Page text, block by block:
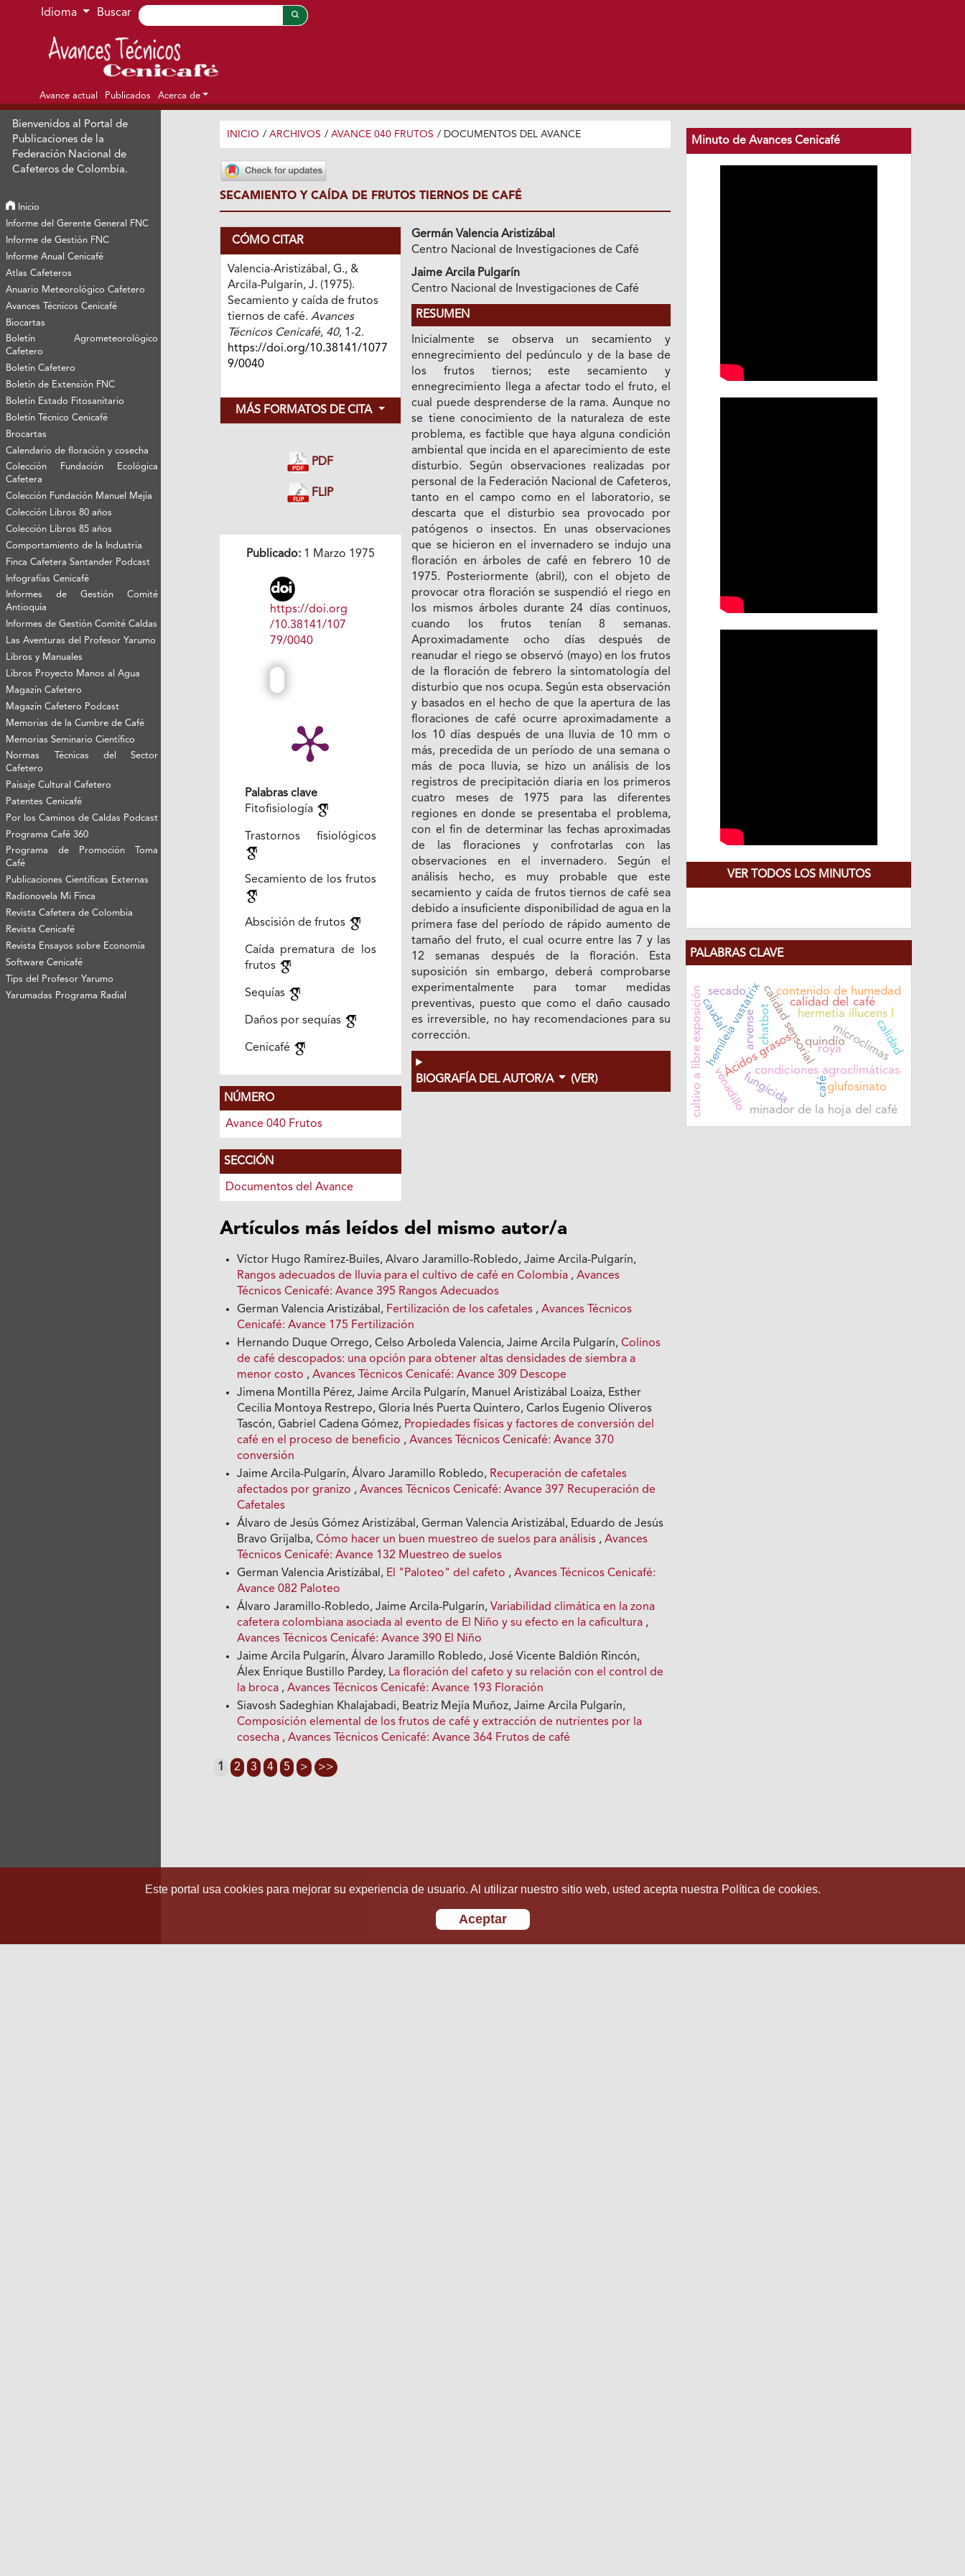
Ir al menú de navegación principal
Ir al contenido principal
Ir al pie de página del sitio
Idioma Buscar
Avance actual Publicados Acerca de
Bienvenidos al Portal de
Publicaciones de la
Federación Nacional de
Cafeteros de Colombia.
Inicio
Informe del Gerente General FNC
Informe de Gestión FNC
Informe Anual Cenicafé
Atlas Cafeteros
Anuario Meteorológico Cafetero
Avances Técnicos Cenicafé
Biocartas
Boletín Agrometeorológico
Cafetero
Boletín Cafetero
Boletín de Extensión FNC
Boletín Estado Fitosanitario
Boletín Técnico Cenicafé
Brocartas
Calendario de floración y cosecha
Colección Fundación Ecológica
Cafetera
Colección Fundación Manuel Mejía
Colección Libros 80 años
Colección Libros 85 años
Comportamiento de la Industria
Finca Cafetera Santander Podcast
Infografías Cenicafé
Informes de Gestión Comité
Antioquía
Informes de Gestión Comité Caldas
Las Aventuras del Profesor Yarumo
Libros y Manuales
Libros Proyecto Manos al Agua
Magazín Cafetero
Magazín Cafetero Podcast
Memorias de la Cumbre de Café
Memorias Seminario Científico
Normas Técnicas del Sector
Cafetero
Paisaje Cultural Cafetero
Patentes Cenicafé
Por los Caminos de Caldas Podcast
Programa Café 360
Programa de Promoción Toma
Café
Publicaciones Científicas Externas
Radionovela Mi Finca
Revista Cafetera de Colombia
Revista Cenicafé
Revista Ensayos sobre Economía
Software Cenicafé
Tips del Profesor Yarumo
Yarumadas Programa Radial
INICIO / ARCHIVOS / AVANCE 040 FRUTOS / DOCUMENTOS DEL AVANCE
SECAMIENTO Y CAÍDA DE FRUTOS TIERNOS DE CAFÉ
CÓMO CITAR
Valencia-Aristizábal, G., &
Arcila-Pulgarín, J. (1975).
Secamiento y caída de frutos
tiernos de café. Avances
Técnicos Cenicafé, 40, 1-2.
https://doi.org/10.38141/1077
9/0040
MÁS FORMATOS DE CITA
PDF
FLIP
Publicado:1 Marzo 1975
https://doi.org
/10.38141/107
79/0040
Palabras clave
Fitofisiología
Trastornos fisiológicos
Secamiento de los frutos
Abscisión de frutos
Caída prematura de los
frutos
Sequías
Daños por sequías
Cenicafé
NÚMERO
Avance 040 Frutos
SECCIÓN
Documentos del Avance
Germán Valencia Aristizábal
Centro Nacional de Investigaciones de Café
Jaime Arcila Pulgarín
Centro Nacional de Investigaciones de Café
RESUMEN
Inicialmente se observa un secamiento y
ennegrecimiento del pedúnculo y de la base de
los frutos tiernos; este secamiento y
ennegrecimiento llega a afectar todo el fruto, el
cual puede desprenderse de la rama. Aunque no
se tiene conocimiento de la naturaleza de este
problema, es factible que haya alguna condición
ambiental que incida en el aparecimiento de este
disturbio. Según observaciones realizadas por
personal de la Federación Nacional de Cafeteros,
tanto en el campo como en el laboratorio, se
descarta que el disturbio sea provocado por
patógenos o insectos. En unas observaciones
que se hicieron en el invernadero se indujo una
floración en árboles de café en febrero 10 de
1975. Posteriormente (abril), con el objeto de
provocar otra floración se suspendió el riego en
los mismos árboles durante 24 días continuos,
cuando los frutos tenían 8 semanas.
Aproximadamente ocho días después de
reanudar el riego se observó (mayo) en los frutos
de la floración de febrero la sintomatología del
disturbio que nos ocupa. Según esta observación
y basados en el hecho de que la apertura de las
floraciones de café ocurre aproximadamente a
los 10 días después de una lluvia de 10 mm o
más, precedida de un período de una semana o
más de poca lluvia, se hizo un análisis de los
registros de precipitación diaria en los primeros
cuatro meses de 1975 para las diferentes
regiones en donde se presentaba el problema,
con el fin de determinar las fechas aproximadas
de las floraciones y confrotarlas con las
observaciones en el invernadero. Según el
análisis hecho, es muy probable que este
secamiento y caída de frutos tiernos de café sea
debido a insuficiente disponibilidad de agua en la
primera fase del período de rápido aumento de
tamaño del fruto, el cual ocurre entre las 7 y las
12 semanas después de la floración. Esta
suposición sin embargo, deberá comprobarse
experimentalmente para tomar medidas
preventivas, puesto que como el daño causado
es irreversible, no hay recomendaciones para su
corrección.
BIOGRAFÍA DEL AUTOR/A (VER)
Artículos más leídos del mismo autor/a
Víctor Hugo Ramírez-Builes, Alvaro Jaramillo-Robledo, Jaime Arcila-Pulgarín,
Rangos adecuados de lluvia para el cultivo de café en Colombia ,Avances
Técnicos Cenicafé: Avance 395 Rangos Adecuados
German Valencia Aristizábal, Fertilización de los cafetales ,Avances Técnicos
Cenicafé: Avance 175 Fertilización
Hernando Duque Orrego, Celso Arboleda Valencia, Jaime Arcila Pulgarín,Colinos
de café descopados: una opción para obtener altas densidades de siembra a
menor costo ,Avances Técnicos Cenicafé: Avance 309 Descope
Jimena Montilla Pérez, Jaime Arcila Pulgarín, Manuel Aristizábal Loaiza, Esther
Cecilia Montoya Restrepo, Gloria Inés Puerta Quintero, Carlos Eugenio Oliveros
Tascón, Gabriel Cadena Gómez, Propiedades físicas y factores de conversión del
café en el proceso de beneficio ,Avances Técnicos Cenicafé: Avance 370
conversión
Jaime Arcila-Pulgarín, Álvaro Jaramillo Robledo, Recuperación de cafetales
afectados por granizo ,Avances Técnicos Cenicafé: Avance 397 Recuperación de
Cafetales
Álvaro de Jesús Gómez Aristizábal, German Valencia Aristizábal, Eduardo de Jesús
Bravo Grijalba,Cómo hacer un buen muestreo de suelos para análisis ,Avances
Técnicos Cenicafé: Avance 132 Muestreo de suelos
German Valencia Aristizábal, El "Paloteo" del cafeto ,Avances Técnicos Cenicafé:
Avance 082 Paloteo
Álvaro Jaramillo-Robledo, Jaime Arcila-Pulgarín,Variabilidad climática en la zona
cafetera colombiana asociada al evento de El Niño y su efecto en la caficultura ,
Avances Técnicos Cenicafé: Avance 390 El Niño
Jaime Arcila Pulgarín, Álvaro Jaramillo Robledo, José Vicente Baldión Rincón,
Álex Enrique Bustillo Pardey, La floración del cafeto y su relación con el control de
la broca ,Avances Técnicos Cenicafé: Avance 193 Floración
Siavosh Sadeghian Khalajabadi, Beatriz Mejía Muñoz, Jaime Arcila Pulgarín,
Composición elemental de los frutos de café y extracción de nutrientes por la
cosecha ,Avances Técnicos Cenicafé: Avance 364 Frutos de café
1 2 3 4 5 > >>
Minuto de Avances Cenicafé
VER TODOS LOS MINUTOS
PALABRAS CLAVE
Ácidos grasos
condiciones agroclimáticas
calidad sensorialquindío
hermetia illucens l
roya
hemileia vastatrix
fungicida
chatbot microclimas
cultivo a libre exposición contenido de humedad
café
arvense
venadillo glufosinato
minador de la hoja del café
calidad
caudal calidad del café
secado
Este portal usa cookies para mejorar su experiencia de usuario. Al utilizar nuestro sitio web, usted acepta nuestra Política de cookies.
Aceptar